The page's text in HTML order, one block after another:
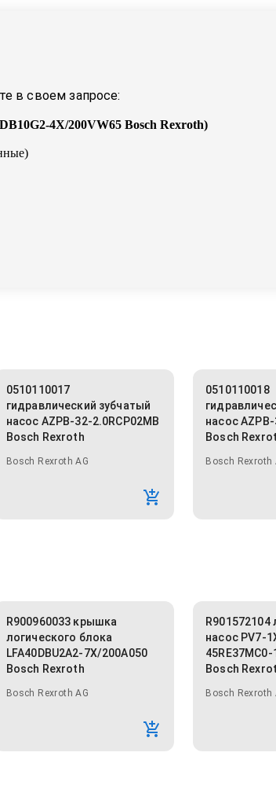
в своем запросе:
4X/200VW65 Bosch Rexroth)
0510110017
гидравлический зубчатый
насос AZPB-32-2.0RCP02MB
Bosch Rexroth
Bosch Rexroth AG
0510110018
насос
Bosch
Bosch Rexroth
R900960033 крышка
логического блока
LFA40DBU2A2-7X/200A050
Bosch Rexroth
Bosch Rexroth AG
R901572104
насос PV7-
Bosch
Bosch Rexroth